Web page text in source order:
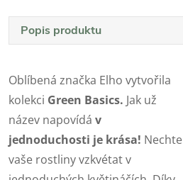
Popis produktu
Oblíbená značka Elho vytvořila
kolekci Green Basics. Jak už
název napovídá v
jednoduchosti je krása! Nechte
vaše rostliny vzkvétat v